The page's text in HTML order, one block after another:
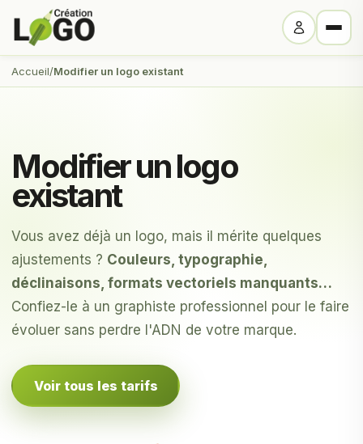
Accueil/Modifier un logo existant
Modifier un logo
existant
Vous avez déjà un logo, mais il mérite quelques
ajustements ? Couleurs, typographie,
déclinaisons, formats vectoriels manquants…
Confiez-le à un graphiste professionnel pour le faire
évoluer sans perdre l'ADN de votre marque.
Voir tous les tarifs